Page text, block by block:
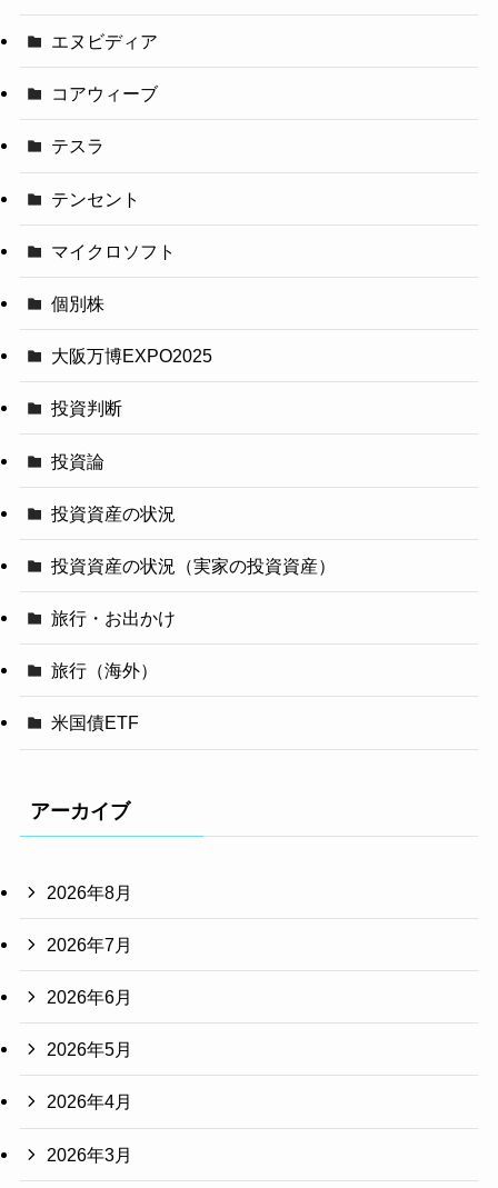
エヌビディア
コアウィーブ
テスラ
テンセント
マイクロソフト
個別株
大阪万博EXPO2025
投資判断
投資論
投資資産の状況
投資資産の状況（実家の投資資産）
旅行・お出かけ
旅行（海外）
米国債ETF
アーカイブ
2026年8月
2026年7月
2026年6月
2026年5月
2026年4月
2026年3月